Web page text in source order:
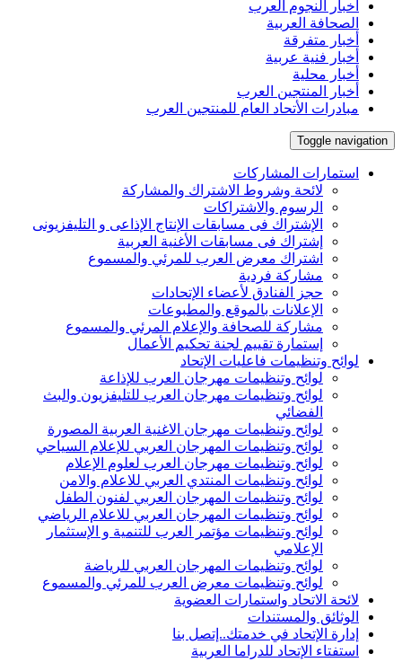
أخبار النجوم العرب
الصحافة العربية
أخبار متفرقة
أخبار فنية عربية
أخبار محلية
أخبار المنتجين العرب
مبادرات الأتحاد العام للمنتجين العرب
Toggle navigation
استمارات المشاركات
لائحة وشروط الاشتراك والمشاركة
الرسوم والاشتراكات
الإشتراك فى مسابقات الإنتاج الإذاعى و التليفزيونى
إشتراك فى مسابقات الأغنية العربية
اشتراك معرض العرب للمرئي والمسموع
مشاركة فردية
حجز الفنادق لأعضاء الإتحادات
الإعلانات بالموقع والمطبوعات
مشاركة للصحافة والإعلام المرئي والمسموع
إستمارة تقييم لجنة تحكيم الأعمال
لوائح وتنظيمات فاعليات الإتحاد
لوائح وتنظيمات مهرجان العرب للإذاعة
لوائح وتنظيمات مهرجان العرب للتليفزيون والبث
الفضائي
لوائح وتنظيمات مهرجان الاغنية العربية المصورة
لوائح وتنظيمات المهرجان العربي للإعلام السياحي
لوائح وتنظيمات مهرجان العرب لعلوم الإعلام
لوائح وتنظيمات المنتدي العربي للاعلام والامن
لوائح وتنظيمات المهرجان العربي لفنون الطفل
لوائح وتنظيمات المهرجان العربي للاعلام الرياضي
لوائح وتنظيمات مؤتمر العرب للتنمية و الإستثمار
الإعلامي
لوائح وتنظيمات المهرجان العربي للرياضة
لوائح وتنظيمات معرض العرب للمرئي والمسموع
لائحة الاتحاد واستمارات العضوية
الوثائق والمستندات
إدارة الإتحاد في خدمتك..إتصل بنا
استفتاء الإتحاد للدراما العربية